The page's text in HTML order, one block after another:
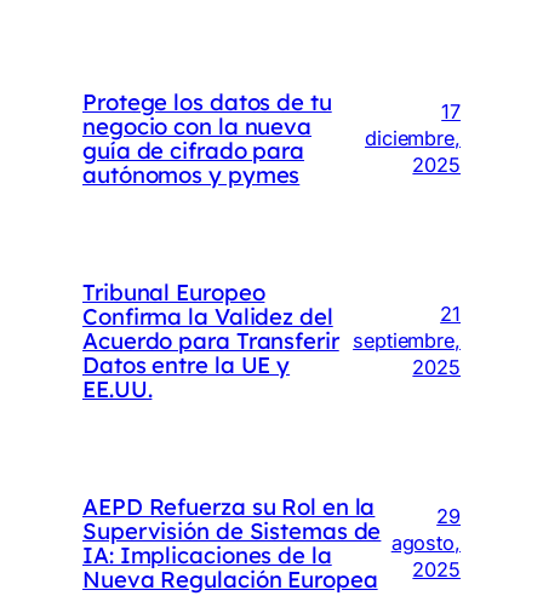
Protege los datos de tu
negocio con la nueva
guía de cifrado para
autónomos y pymes
17
diciembre,
2025
Tribunal Europeo
Confirma la Validez del
Acuerdo para Transferir
Datos entre la UE y
EE.UU.
21
septiembre,
2025
AEPD Refuerza su Rol en la
Supervisión de Sistemas de
IA: Implicaciones de la
Nueva Regulación Europea
29
agosto,
2025